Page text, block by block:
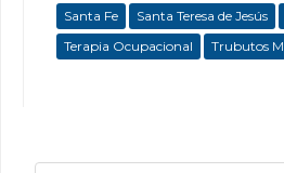
Santa Fe
Santa Teresa de Jesús
Terapia Ocupacional
Trubutos